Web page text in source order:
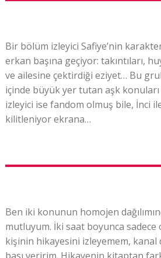
Bir bölüm izleyici Safiye’nin
erkan başına geçiyor: takıntıları,
ve ailesine çektirdiği eziyet… Bu
içinde büyük yer tutan aşk
izleyici ise fandom olmuş bile, İnci
kilitleniyor ekrana…
Ben iki konunun homojen
mutluyum. İki saat boyunca
kişinin hikayesini izleyemem,